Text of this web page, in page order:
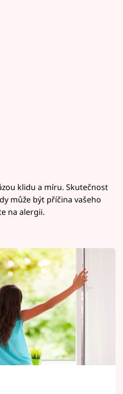
klidu a míru. Skutečnost
může být příčina vašeho
na alergii.